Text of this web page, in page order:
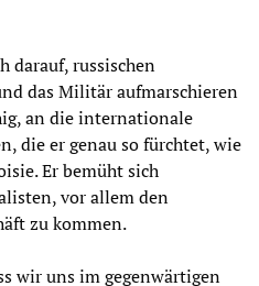
darauf, russischen
das Militär aufmarschieren
an die internationale
die er genau so fürchtet, wie
Er bemüht sich
vor allem den
zu kommen.
wir uns im gegenwärtigen